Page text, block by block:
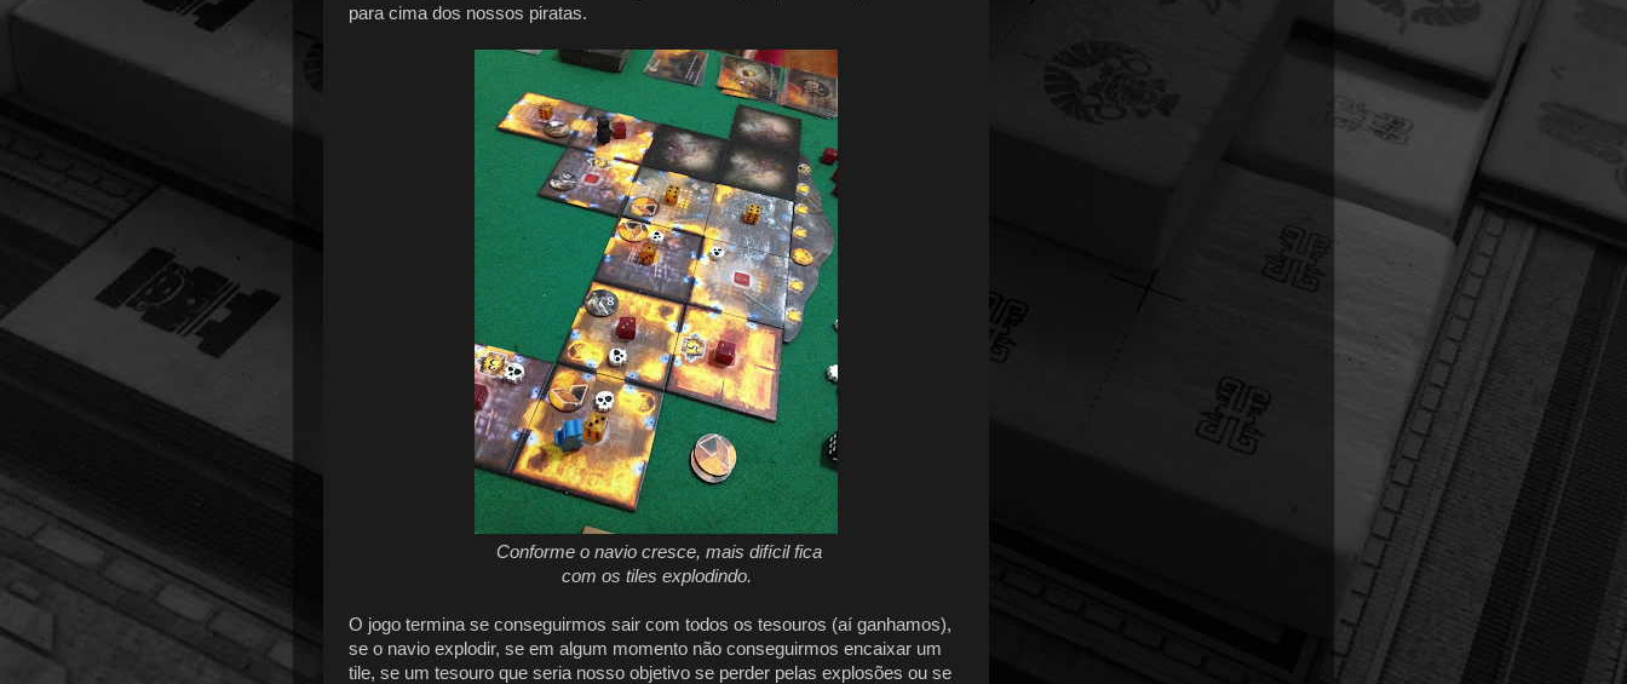
para cima dos nossos piratas.
Conforme o navio cresce, mais difícil fica
com os tiles explodindo.
O jogo termina se conseguirmos sair com todos os tesouros (aí ganhamos),
se o navio explodir, se em algum momento não conseguirmos encaixar um
tile, se um tesouro que seria nosso objetivo se perder pelas explosões ou se